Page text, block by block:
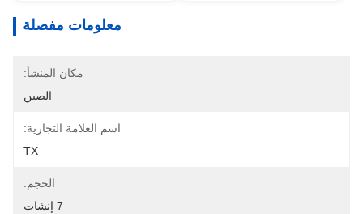
معلومات مفصلة
مكان المنشأ:
الصين
اسم العلامة التجارية:
TX
الحجم:
7 إنشات